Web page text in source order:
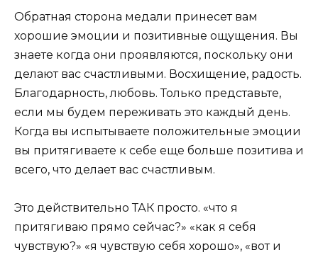
Обратная сторона медали принесет вам
хорошие эмоции и позитивные ощущения. Вы
знаете когда они проявляются, поскольку они
делают вас счастливыми. Восхищение, радость.
Благодарность, любовь. Только представьте,
если мы будем переживать это каждый день.
Когда вы испытываете положительные эмоции
вы притягиваете к себе еще больше позитива и
всего, что делает вас счастливым.
Это действительно ТАК просто. «что я
притягиваю прямо сейчас?» «как я себя
чувствую?» «я чувствую себя хорошо», «вот и